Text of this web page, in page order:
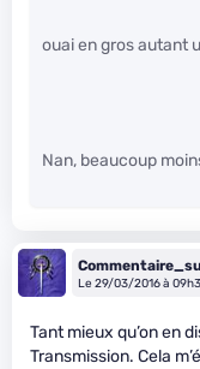
ouai en gros autant
Nan, beaucoup
Le 29/03/2016 à
Tant mieux qu’on en
Transmission. Cela